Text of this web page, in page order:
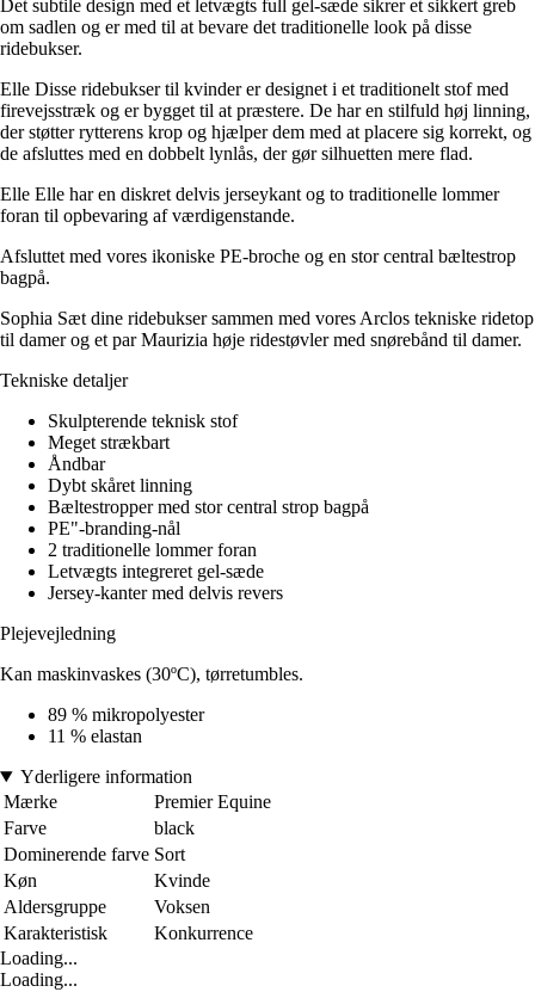
Det subtile design med et letvægts full gel-sæde sikrer et sikkert greb
om sadlen og er med til at bevare det traditionelle look på disse
ridebukser.
Elle Disse ridebukser til kvinder er designet i et traditionelt stof med
firevejsstræk og er bygget til at præstere. De har en stilfuld høj linning,
der støtter rytterens krop og hjælper dem med at placere sig korrekt, og
de afsluttes med en dobbelt lynlås, der gør silhuetten mere flad.
Elle Elle har en diskret delvis jerseykant og to traditionelle lommer
foran til opbevaring af værdigenstande.
Afsluttet med vores ikoniske PE-broche og en stor central bæltestrop
bagpå.
Sophia Sæt dine ridebukser sammen med vores Arclos tekniske ridetop
til damer og et par Maurizia høje ridestøvler med snørebånd til damer.
Tekniske detaljer
Skulpterende teknisk stof
Meget strækbart
Åndbar
Dybt skåret linning
Bæltestropper med stor central strop bagpå
PE"-branding-nål
2 traditionelle lommer foran
Letvægts integreret gel-sæde
Jersey-kanter med delvis revers
Plejevejledning
Kan maskinvaskes (30ºC), tørretumbles.
89 % mikropolyester
11 % elastan
Yderligere information
Mærke
Premier Equine
Farve
black
Dominerende farve Sort
Køn
Kvinde
Aldersgruppe
Voksen
Karakteristisk
Konkurrence
Loading...
Loading...